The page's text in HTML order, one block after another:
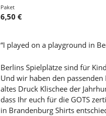
Paket
6,50 €
“I played on a playground in
Berlins Spielplätze sind für
Und wir haben den
altes Druck Klischee der
dass Ihr euch für die GOTS
in Brandenburg Shirts